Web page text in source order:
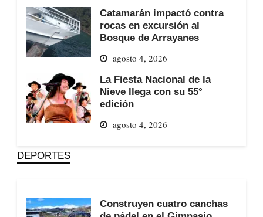
Catamarán impactó contra
rocas en excursión al
Bosque de Arrayanes
agosto 4, 2026
La Fiesta Nacional de la
Nieve llega con su 55°
edición
agosto 4, 2026
DEPORTES
Construyen cuatro canchas